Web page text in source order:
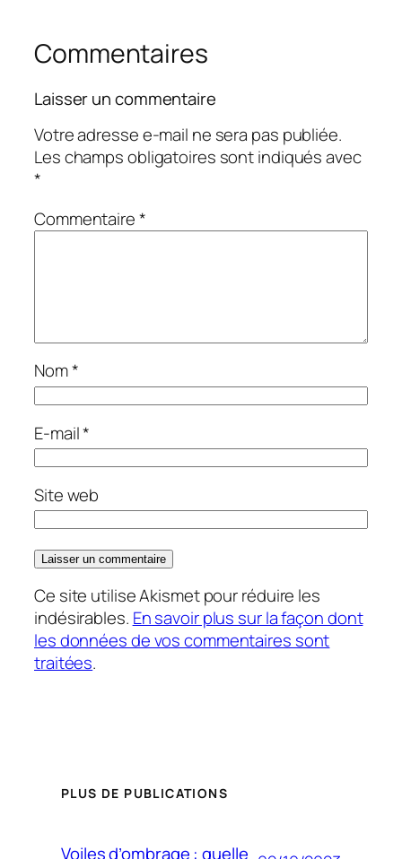
Commentaires
Laisser un commentaire
Votre adresse e-mail ne sera pas publiée.
Les champs obligatoires sont indiqués avec
*
Commentaire*
Nom*
E-mail*
Site web
Ce site utilise Akismet pour réduire les
indésirables. En savoir plus sur la façon dont
les données de vos commentaires sont
traitées.
PLUS DE PUBLICATIONS
Voiles d’ombrage : quelle